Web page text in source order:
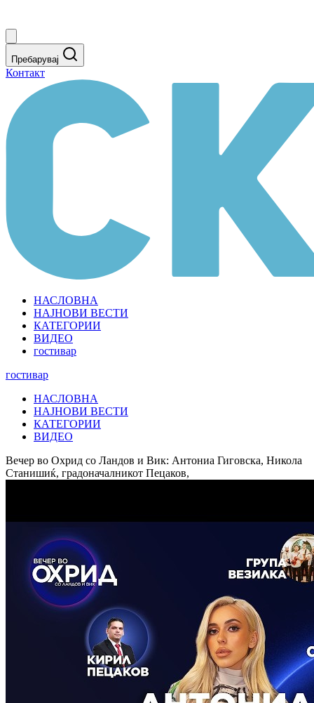
Пребарувај
Контакт
НАСЛОВНА
НАЈНОВИ ВЕСТИ
КАТЕГОРИИ
ВИДЕО
гостивар
гостивар
НАСЛОВНА
НАЈНОВИ ВЕСТИ
КАТЕГОРИИ
ВИДЕО
Вечер во Охрид со Ландов и Вик: Антониа Гиговска, Никола
Станишиќ, градоначалникот Пецаков,